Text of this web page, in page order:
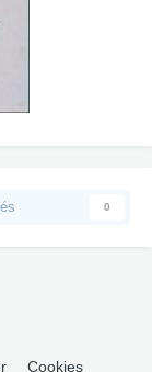
0
Cookies